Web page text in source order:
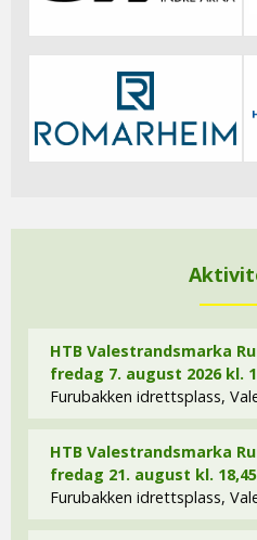
HTB Valestrandsmarka
fredag 7. august 2026 kl.
Furubakken idrettsplass,
HTB Valestrandsmarka
fredag 21. august kl.
Furubakken idrettsplass,